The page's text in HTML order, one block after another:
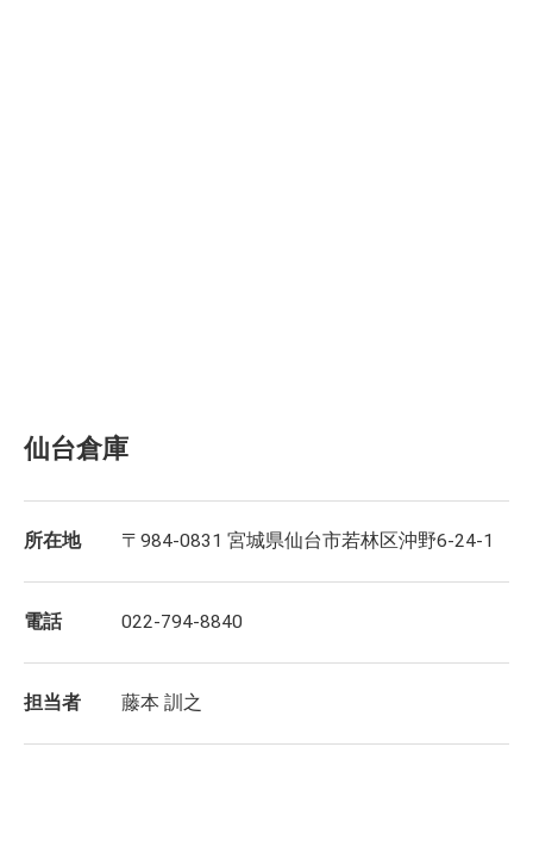
仙台倉庫
所在地 〒984-0831 宮城県仙台市若林区沖野6-24-1
電話 022-794-8840
担当者 藤本 訓之